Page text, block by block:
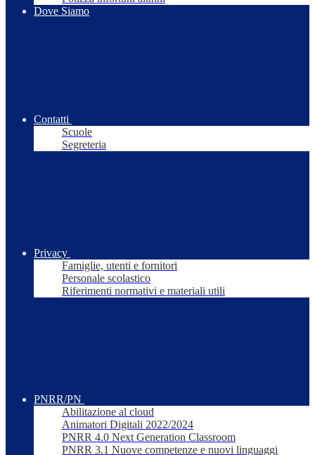
Dove Siamo
Contatti
Scuole
Segreteria
Privacy
Famiglie, utenti e fornitori
Personale scolastico
Riferimenti normativi e materiali utili
PNRR/PN
Abilitazione al cloud
Animatori Digitali 2022/2024
PNRR 4.0 Next Generation Classroom
PNRR 3.1 Nuove competenze e nuovi linguaggi